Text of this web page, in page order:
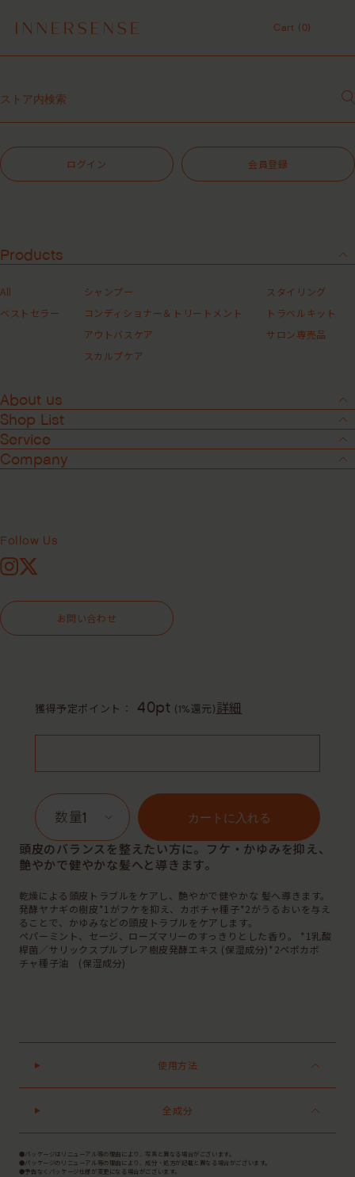
7,700円（税込）以上ご購入で、「ピュアクラリファイングマスク
MASHグループの会員ポイントサービスについてのご案内
【重要】お盆期間中のお問い合わせと商品配送に関しまして
１点以上ご購入で、シャンプーコンディショナーサンプル（２種）プレ
ゼント中！
7,700円（税込）以上ご購入で、「ピュアクラリファイングマスク
59mL」をプレゼント中！
Cart (0)
ログイン 会員登録
Products
All
ベストセラー
シャンプー
コンディショナー＆トリートメント
アウトバスケア
スカルプケア
スタイリング
トラベルキット
サロン専売品
About us
Shop List
Service
Company
Follow Us
Instagram
X
お問い合わせ
獲得予定ポイント： 40pt (1%還元)詳細
1 カートに入れる
頭皮のバランスを整えたい方に。フケ・かゆみを抑え、
艶やかで健やかな髪へと導きます。
乾燥による頭皮トラブルをケアし、艶やかで健やかな 髪へ導きます。
発酵ヤナギの樹皮*1がフケを抑え、カボチャ種子*2がうるおいを与え
ることで、かゆみなどの頭皮トラブルをケアします。
ペパーミント、セージ、ローズマリーのすっきりとした香り。 *1乳酸
桿菌／サリックスプルプレア樹皮発酵エキス (保湿成分)*2ペポカボ
チャ種子油 (保湿成分)
使用方法
全成分
●パッケージはリニューアル等の理由により、写真と異なる場合がございます。
●パッケージのリニューアル等の理由により、成分・処方が記載と異なる場合がございます。
●予告なくパッケージ仕様が変更になる場合がございます。